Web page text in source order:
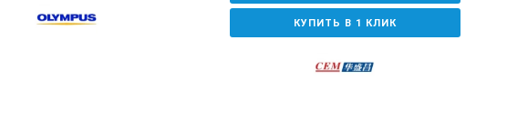
интуитивному меню.
можно давать имена, используя экранную клавиатуру.
КУПИТЬ В 1 КЛИК